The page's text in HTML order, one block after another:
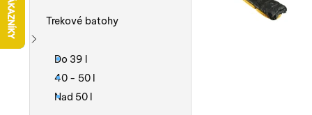
Trekové batohy
Zobrazit více
Do 39 l
40 - 50 l
Nad 50 l